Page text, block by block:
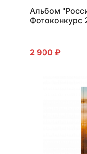
Альбом
Фотоконкурс
2 900 ₽